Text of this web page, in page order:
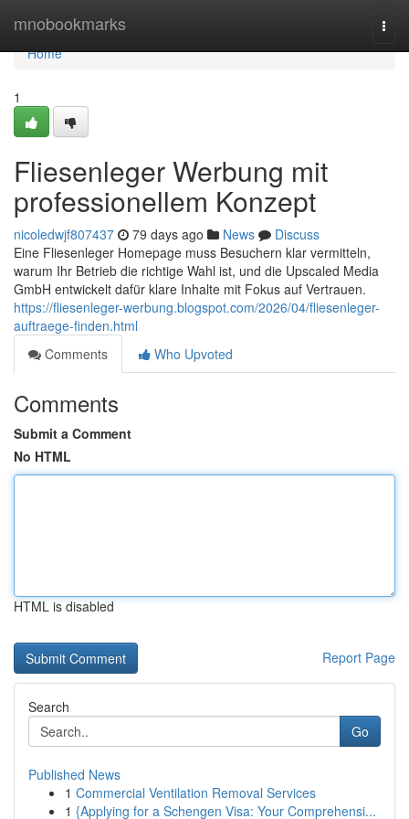
mnobookmarks
Home
Home
1
Fliesenleger Werbung mit
professionellem Konzept
nicoledwjf807437 79 days ago News
Discuss
Eine Fliesenleger Homepage muss Besuchern klar vermitteln,
warum Ihr Betrieb die richtige Wahl ist, und die Upscaled Media
GmbH entwickelt dafür klare Inhalte mit Fokus auf Vertrauen.
https://fliesenleger-werbung.blogspot.com/2026/04/fliesenleger-
auftraege-finden.html
Comments
Who Upvoted
Comments
Submit a Comment
No HTML
HTML is disabled
Report Page
Search
Go
Published News
1 Commercial Ventilation Removal Services
1 {Applying for a Schengen Visa: Your Comprehensi...